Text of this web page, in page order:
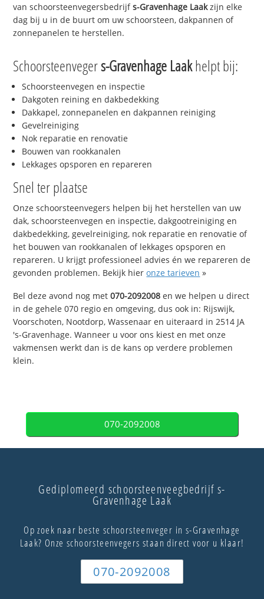
van schoorsteenvegersbedrijfs-Gravenhage Laakzijn elke
dag bij u in de buurt om uw schoorsteen, dakpannen of
zonnepanelen te herstellen.
Schoorsteenvegers-Gravenhage Laakhelpt bij:
Schoorsteenvegen en inspectie
Dakgoten reining en dakbedekking
Dakkapel, zonnepanelen en dakpannen reiniging
Gevelreiniging
Nok reparatie en renovatie
Bouwen van rookkanalen
Lekkages opsporen en repareren
Snel ter plaatse
Onze schoorsteenvegers helpen bij het herstellen van uw
dak, schoorsteenvegen en inspectie, dakgootreiniging en
dakbedekking, gevelreiniging, nok reparatie en renovatie of
het bouwen van rookkanalen of lekkages opsporen en
repareren. U krijgt professioneel advies én we repareren de
gevonden problemen. Bekijk hieronze tarieven »
Bel deze avond nog met070-2092008 en we helpen u direct
in de gehele 070 regio en omgeving, dus ook in: Rijswijk,
Voorschoten, Nootdorp, Wassenaar en uiteraard in 2514 JA
's-Gravenhage. Wanneer u voor ons kiest en met onze
vakmensen werkt dan is de kans op verdere problemen
klein.
070-2092008
Gediplomeerd schoorsteenveegbedrijf s-
Gravenhage Laak
Op zoek naar beste schoorsteenveger in s-Gravenhage
Laak? Onze schoorsteenvegers staan direct voor u klaar!
070-2092008